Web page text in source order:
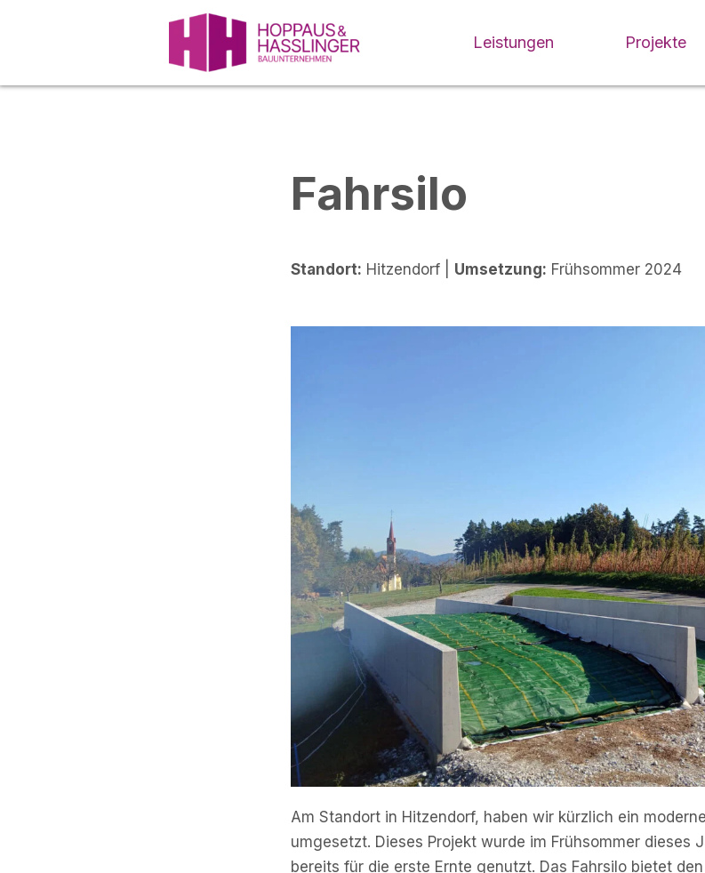
Leistungen Projekte
Fahrsilo
Standort: Hitzendorf | Umsetzung: Frühsommer 2024
Am Standort in Hitzendorf, haben wir kürzlich ein
umgesetzt. Dieses Projekt wurde im Frühsommer dieses
bereits für die erste Ernte genutzt. Das Fahrsilo bietet